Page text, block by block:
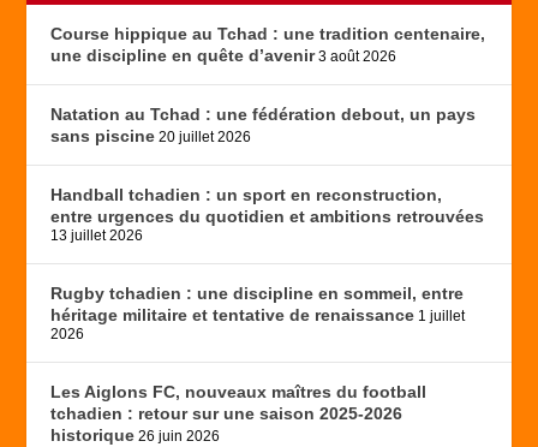
Course hippique au Tchad : une tradition centenaire,
une discipline en quête d’avenir 3 août 2026
Natation au Tchad : une fédération debout, un pays
sans piscine 20 juillet 2026
Handball tchadien : un sport en reconstruction,
entre urgences du quotidien et ambitions retrouvées
13 juillet 2026
Rugby tchadien : une discipline en sommeil, entre
héritage militaire et tentative de renaissance 1 juillet
2026
Les Aiglons FC, nouveaux maîtres du football
tchadien : retour sur une saison 2025-2026
historique 26 juin 2026